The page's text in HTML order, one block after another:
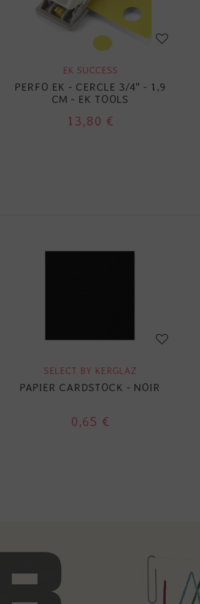
EK SUCCESS
PERFO EK - CERCLE 3/4" - 1,9
CM - EK TOOLS
13,80 €
SELECT BY KERGLAZ
PAPIER CARDSTOCK - NOIR
0,65 €